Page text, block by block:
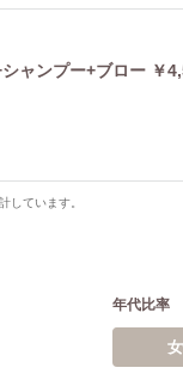
ャンプー+ブロー ￥
しています。
年代比率